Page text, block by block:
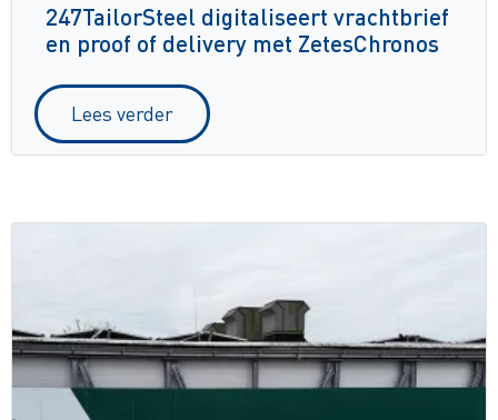
247TailorSteel digitaliseert vrachtbrief
en proof of delivery met ZetesChronos
Lees verder